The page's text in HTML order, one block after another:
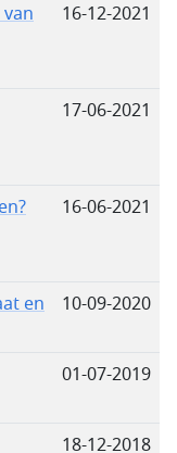
16-12-2021
17-06-2021
16-06-2021
en
10-09-2020
01-07-2019
18-12-2018